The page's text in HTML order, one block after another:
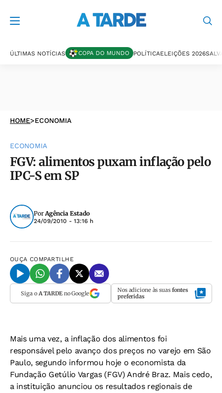
ÚLTIMAS NOTÍCIAS COPA DO MUNDO POLÍTICAELEIÇÕES 2026
HOME>ECONOMIA
ECONOMIA
FGV: alimentos puxam inflação pelo
IPC-S em SP
PorAgência Estado
24/09/2010 - 13:16 h
OUÇA COMPARTILHE
Siga o A TARDEno Google Nos adicione às suas fontes
preferidas
Mais uma vez, a inflação dos alimentos foi
responsável pelo avanço dos preços no varejo em São
Paulo, segundo informou hoje o economista da
Fundação Getúlio Vargas (FGV) André Braz. Mais cedo,
a instituição anunciou os resultados regionais de